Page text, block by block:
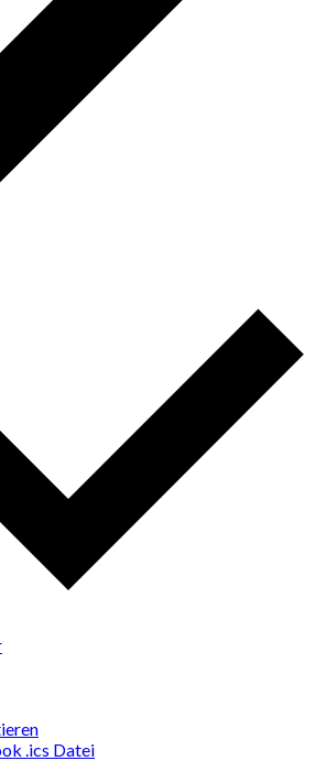
.ics Datei